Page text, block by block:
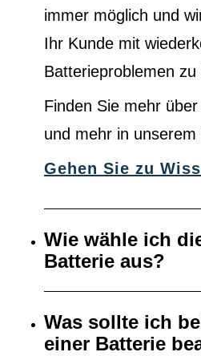
immer möglich und
Ihr Kunde mit
Batterieproblemen
Finden Sie mehr
und mehr in unserem
Gehen Sie zu
Wie wähle ich
Batterie aus?
Was sollte ich
einer Batterie